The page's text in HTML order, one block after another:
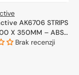
AK6706 STRIPS
X 350MM – ABS
UNITS PER BAG
Brak recenzji